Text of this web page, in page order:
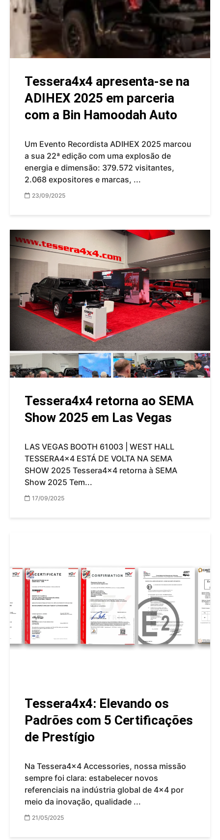
Tessera4x4 apresenta-se na
ADIHEX 2025 em parceria
com a Bin Hamoodah Auto
Um Evento Recordista ADIHEX 2025 marcou
a sua 22ª edição com uma explosão de
energia e dimensão: 379.572 visitantes,
2.068 expositores e marcas, ...
23/09/2025
Tessera4x4 retorna ao SEMA
Show 2025 em Las Vegas
LAS VEGAS BOOTH 61003 | WEST HALL
TESSERA4x4 ESTÁ DE VOLTA NA SEMA
SHOW 2025 Tessera4x4 retorna à SEMA
Show 2025 Tem...
17/09/2025
Tessera4x4: Elevando os
Padrões com 5 Certificações
de Prestígio
Na Tessera4x4 Accessories, nossa missão
sempre foi clara: estabelecer novos
referenciais na indústria global de 4x4 por
meio da inovação, qualidade ...
21/05/2025